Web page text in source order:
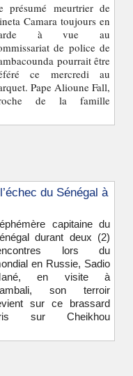
présumé meurtrier de
Camara toujours en
à vue au
de police de
pourrait être
ce mercredi au
Pape Alioune Fall,
de la famille
du Sénégal à
capitaine du
durant deux (2)
lors du
en Russie, Sadio
en visite à
son terroir
sur ce brassard
sur Cheikhou